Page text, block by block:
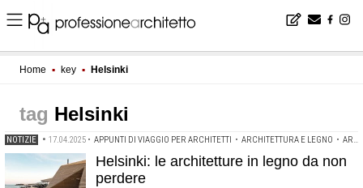
Home ▪ key ▪ Helsinki
Helsinki
NOTIZIE • 17.04.2025 • APPUNTI DI VIAGGIO PER ARCHITETTI • ARCHITETTURA E LEGNO • ARCHITETTURE IN LEGNO
Helsinki: le architetture in legno da non
perdere